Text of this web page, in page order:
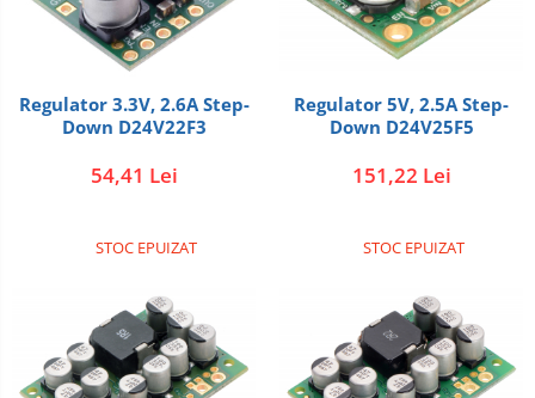
Regulator 3.3V, 2.6A Step-
Down D24V22F3
54,41 Lei
STOC EPUIZAT
Regulator 5V, 2.5A Step-
Down D24V25F5
151,22 Lei
STOC EPUIZAT